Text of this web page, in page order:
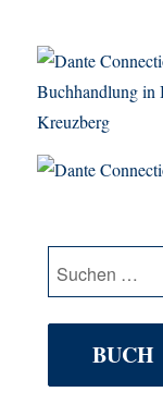
Dante
Suche
nach: